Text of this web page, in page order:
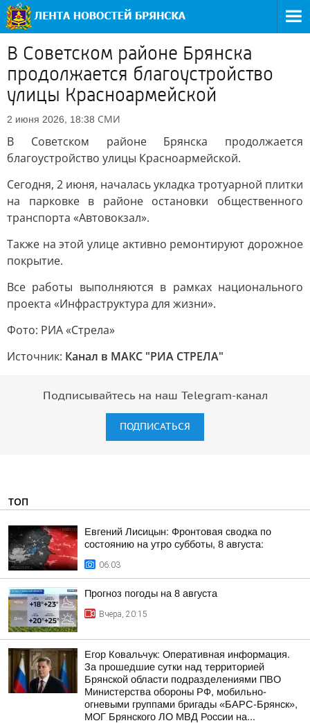
В Советском районе Брянска
продолжается благоустройство
улицы Красноармейской
2 июня 2026, 18:38 СМИ
В Советском районе Брянска продолжается
благоустройство улицы Красноармейской.
Сегодня, 2 июня, началась укладка тротуарной плитки
на парковке в районе остановки общественного
транспорта «Автовокзал».
Также на этой улице активно ремонтируют дорожное
покрытие.
Все работы выполняются в рамках национального
проекта «Инфраструктура для жизни».
Фото: РИА «Стрела»
Источник: Канал в МАКС "РИА СТРЕЛА"
Подписывайтесь на наш Telegram-канал
ПОДПИСАТЬСЯ
ТОП
Евгений Лисицын: Фронтовая сводка по
состоянию на утро субботы, 8 августа:
06:03
Прогноз погоды на 8 августа
Вчера, 20:15
Егор Ковальчук: Оперативная информация.
За прошедшие сутки над территорией
Брянской области подразделениями ПВО
Министерства обороны РФ, мобильно-
огневыми группами бригады «БАРС-Брянск»,
МОГ Брянского ЛО МВД России на...